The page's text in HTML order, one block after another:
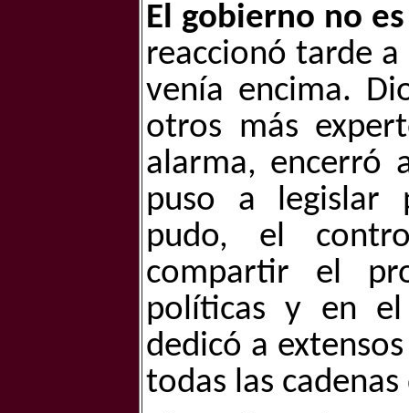
El gobierno no
reaccionó tarde
venía encima.
otros más
alarma, encerró
puso a legislar
pudo, el
compartir el
políticas y en
dedicó a
todas las